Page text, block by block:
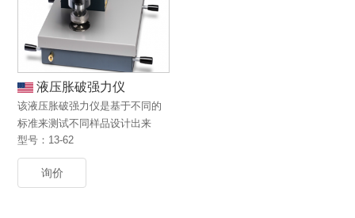
液压胀破强力仪
该液压胀破强力仪是基于不同的
标准来测试不同样品设计出来
的。
型号：13-62
询价